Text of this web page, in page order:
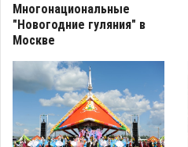
Многонациональные
"Новогодние гуляния" в
Москве